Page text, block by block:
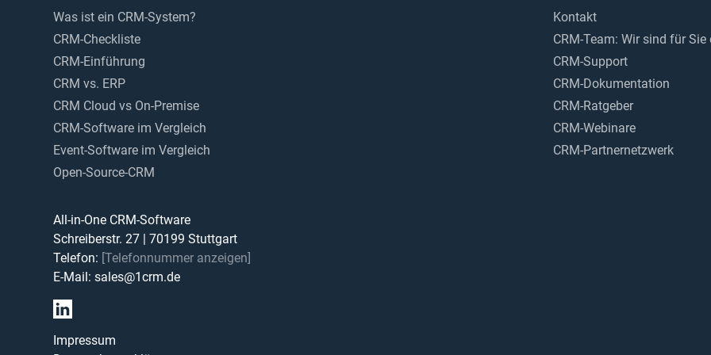
Was ist ein CRM-System?
CRM-Checkliste
CRM-Einführung
CRM vs. ERP
CRM Cloud vs On-Premise
CRM-Software im Vergleich
Event-Software im Vergleich
Open-Source-CRM
Kontakt
CRM-Team: Wir sind für Sie
CRM-Support
CRM-Dokumentation
CRM-Ratgeber
CRM-Webinare
CRM-Partnernetzwerk
All-in-One CRM-Software
Schreiberstr. 27 |70199 Stuttgart
Telefon: [Telefonnummer anzeigen]
E-Mail:sales@1crm.de
Impressum